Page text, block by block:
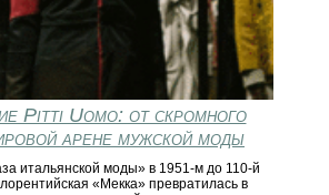
Pitti Uomo: от скромного
арене мужской моды
итальянской моды» в 1951‑м до 110‑й
«Мекка» превратилась в